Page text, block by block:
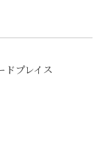
ドプレイス